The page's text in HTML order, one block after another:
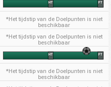
HT FT
*Het tijdstip van de Doelpunten is niet
beschikbaar
*Het tijdstip van de Doelpunten is niet
beschikbaar
HT FT
*Het tijdstip van de Doelpunten is niet
beschikbaar